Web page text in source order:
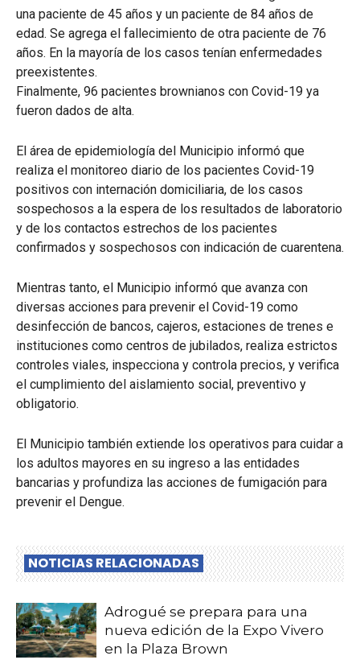
una paciente de 45 años y un paciente de 84 años de
edad. Se agrega el fallecimiento de otra paciente de 76
años. En la mayoría de los casos tenían enfermedades
preexistentes.
Finalmente, 96 pacientes brownianos con Covid-19 ya
fueron dados de alta.
El área de epidemiología del Municipio informó que
realiza el monitoreo diario de los pacientes Covid-19
positivos con internación domiciliaria, de los casos
sospechosos a la espera de los resultados de laboratorio
y de los contactos estrechos de los pacientes
confirmados y sospechosos con indicación de cuarentena.
Mientras tanto, el Municipio informó que avanza con
diversas acciones para prevenir el Covid-19 como
desinfección de bancos, cajeros, estaciones de trenes e
instituciones como centros de jubilados, realiza estrictos
controles viales, inspecciona y controla precios, y verifica
el cumplimiento del aislamiento social, preventivo y
obligatorio.
El Municipio también extiende los operativos para cuidar a
los adultos mayores en su ingreso a las entidades
bancarias y profundiza las acciones de fumigación para
prevenir el Dengue.
NOTICIAS RELACIONADAS
Adrogué se prepara para una
nueva edición de la Expo Vivero
en la Plaza Brown